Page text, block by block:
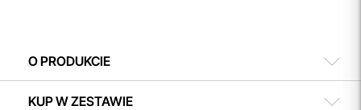
O PRODUKCIE
KUP W ZESTAWIE